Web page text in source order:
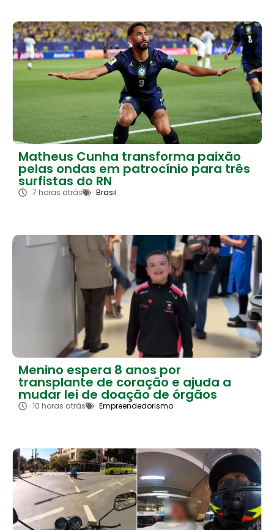
Matheus Cunha transforma paixão
pelas ondas em patrocínio para três
surfistas do RN
7 horas atrás Brasil
Menino espera 8 anos por
transplante de coração e ajuda a
mudar lei de doação de órgãos
10 horas atrás Empreendedorismo